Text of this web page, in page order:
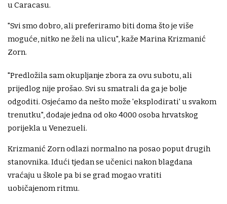
u Caracasu.
"Svi smo dobro, ali preferiramo biti doma što je više
moguće, nitko ne želi na ulicu", kaže Marina Krizmanić
Zorn.
"Predložila sam okupljanje zbora za ovu subotu, ali
prijedlog nije prošao. Svi su smatrali da ga je bolje
odgoditi. Osjećamo da nešto može 'eksplodirati' u svakom
trenutku", dodaje jedna od oko 4000 osoba hrvatskog
porijekla u Venezueli.
Krizmanić Zorn odlazi normalno na posao poput drugih
stanovnika. Idući tjedan se učenici nakon blagdana
vraćaju u škole pa bi se grad mogao vratiti
uobičajenom ritmu.